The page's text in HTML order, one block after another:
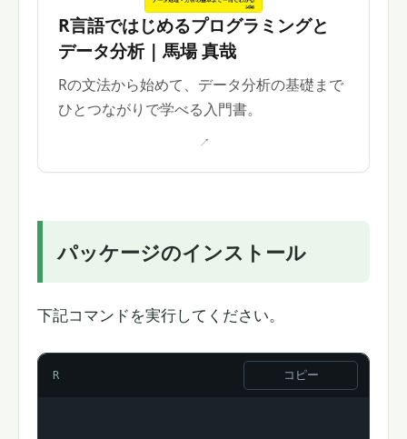
R言語ではじめるプログラミングと
データ分析 | 馬場 真哉
Rの文法から始めて、データ分析の基礎まで
ひとつながりで学べる入門書。
パッケージのインストール
下記コマンドを実行してください。
R コピー